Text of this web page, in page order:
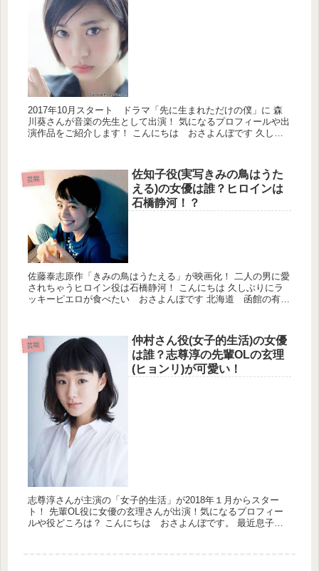
2017年10月スタート ドラマ「先に生まれただけの僕」に 森
川葵さんが音楽の先生として出演！ 気になるプロフィールや出
演作品をご紹介します！ こんにちは おさよんぼです 久しぶ
芸能
佐知子役(実写きみの鳥はうた
える)の女優は誰？ヒロインは
石橋静河！？
佐藤泰志原作「きみの鳥はうたえる」が映画化！ 二人の男に愛
されちゃうヒロイン役は石橋静河！ こんにちは 久しぶりにラ
ッキーピエロが食べたい おさよんぼです 北海道 函館の有名
芸能
仲村さん役(女子的生活)の女優
は誰？志尊淳の先輩OLの玄理
(ヒョンリ)が可愛い！
志尊淳さんが主演の「女子的生活」が2018年１月からスター
ト！ 先輩OL役に女優の玄理さんが出演！気になるプロフィー
ルや役どころは？ こんにちは おさよんぼです。 最近息子の